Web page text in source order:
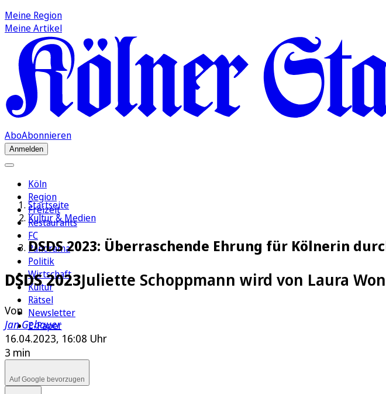
Meine Region
Meine Artikel
AboAbonnieren
Anmelden
Köln
Region
Freizeit
Restaurants
FC
Panorama
Politik
Wirtschaft
Kultur
Rätsel
Newsletter
E-Paper
Startseite
Kultur & Medien
DSDS 2023: Überraschende Ehrung für Kölnerin
DSDS 2023Juliette Schoppmann wird von Laura
Von
Jan Gebauer
16.04.2023, 16:08 Uhr
3 min
Auf Google bevorzugen